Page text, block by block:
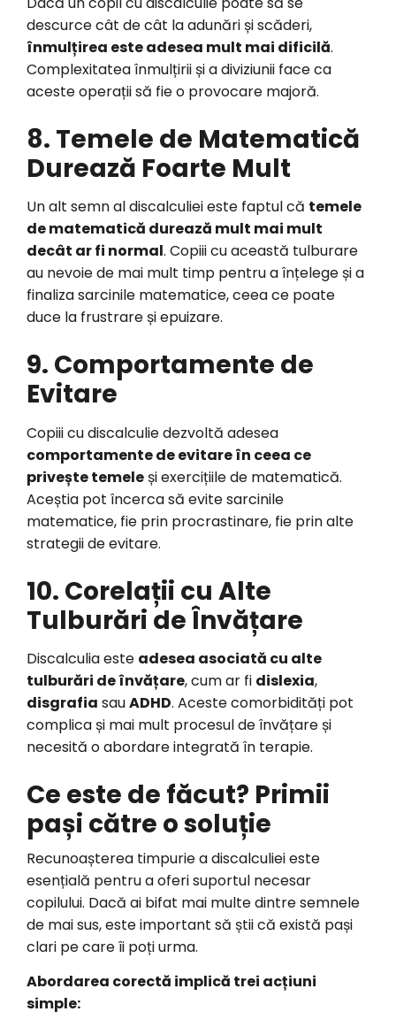
descurce cât de cât la adunări și scăderi,
înmulțirea este adesea mult mai dificilă.
Complexitatea înmulțirii și a diviziunii face ca
aceste operații să fie o provocare majoră.
8. Temele de Matematică
Durează Foarte Mult
Un alt semn al discalculiei este faptul că temele
de matematică durează mult mai mult
decât ar fi normal. Copiii cu această tulburare
au nevoie de mai mult timp pentru a înțelege și a
finaliza sarcinile matematice, ceea ce poate
duce la frustrare și epuizare.
9. Comportamente de
Evitare
Copiii cu discalculie dezvoltă adesea
comportamente de evitare în ceea ce
privește temeleși exercițiile de matematică.
Aceștia pot încerca să evite sarcinile
matematice, fie prin procrastinare, fie prin alte
strategii de evitare.
10. Corelații cu Alte
Tulburări de Învățare
Discalculia este adesea asociată cu alte
tulburări de învățare, cum ar fi dislexia,
disgrafia sauADHD. Aceste comorbidități pot
complica și mai mult procesul de învățare și
necesită o abordare integrată în terapie.
Ce este de făcut? Primii
pași către o soluție
Recunoașterea timpurie a discalculiei este
esențială pentru a oferi suportul necesar
copilului. Dacă ai bifat mai multe dintre semnele
de mai sus, este important să știi că există pași
clari pe care îi poți urma.
Abordarea corectă implică trei acțiuni
simple: